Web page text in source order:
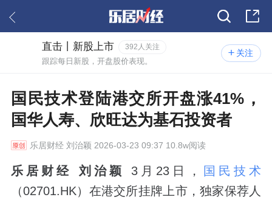
关注
直击丨新股上市 392人关注
跟踪每日新股，开盘股价表现。
国民技术登陆港交所开盘涨41%，
国华人寿、欣旺达为基石投资者
乐居财经刘治颖 2026-03-23 09:37 10.8w阅读
乐居财经 刘治颖 3月23日， 国民技术
（02701.HK）在港交所挂牌上市，独家保荐人